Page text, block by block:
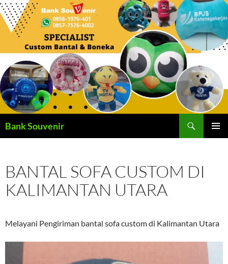
Langsung
ke
Bank Souvenir
BANTAL SOFA CUSTOM DI
KALIMANTAN UTARA
Melayani Pengiriman bantal sofa custom di Kalimantan Utara